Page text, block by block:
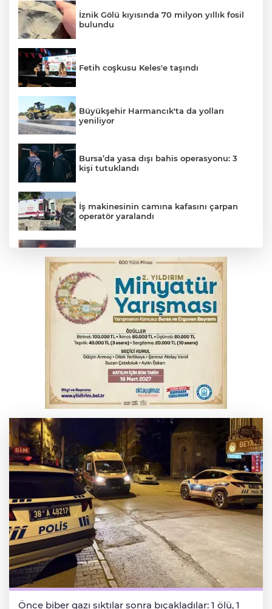
İznik Gölü kıyısında 70 milyon yıllık fosil
bulundu
Fetih coşkusu Keles'e taşındı
Büyükşehir Harmancık'ta da yolları
yeniliyor
Bursa’da yasa dışı bahis operasyonu: 3
kişi tutuklandı
İş makinesinin camına kafasını çarpan
operatör yaralandı
sıçrayan alevler söndürüldü
Otomobil kanala uçtu: 2 yaralı
Bursa'da Mustafa Keser'den müzik ve
kahkaha dolu gece
Elektrik akımına kapılan işçi hayatını
kaybetti
Önce biber gazı sıktılar sonra bıçakladılar: 1 ölü, 1